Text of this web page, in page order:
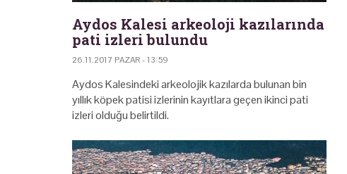
Aydos Kalesi arkeoloji kazılarında
pati izleri bulundu
26.11.2017 PAZAR - 13:59
Aydos Kalesindeki arkeolojik kazılarda bulunan bin
yıllık köpek patisi izlerinin kayıtlara geçen ikinci pati
izleri olduğu belirtildi.